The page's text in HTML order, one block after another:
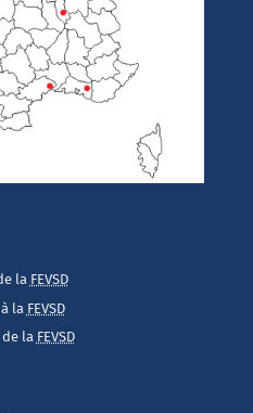
la FEVSD
la FEVSD
la FEVSD